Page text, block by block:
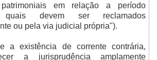
em relação a período
devem ser reclamados
ou pela via judicial própria").
a existência de corrente contrária,
a jurisprudência amplamente